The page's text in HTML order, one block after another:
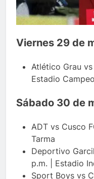
Viernes 29 de
Atlético Grau vs
Estadio
Sábado 30 de
ADT vs Cusco
Tarma
Deportivo
p.m. | Estadio
Sport Boys vs